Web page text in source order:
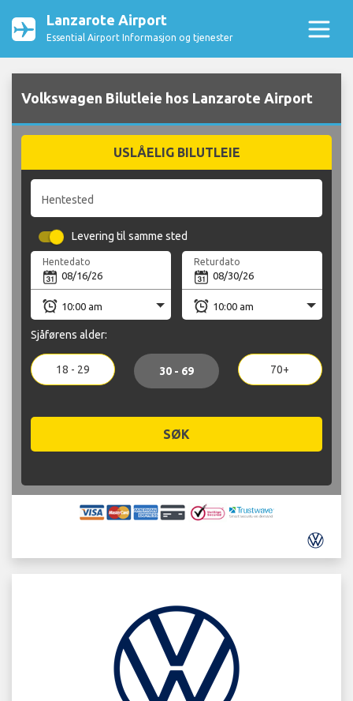
Lanzarote Airport
Essential Airport Informasjon og tjenester
Volkswagen Bilutleie hos Lanzarote Airport
USLÅELIG BILUTLEIE
Hentested
Levering til samme sted
Hentedato Returdato
Sjåførens alder:
18 - 29 30 - 69 70+
SØK